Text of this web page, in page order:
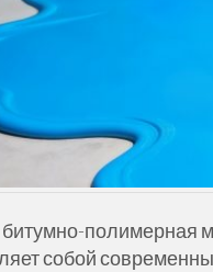
битумно-полимерная
собой